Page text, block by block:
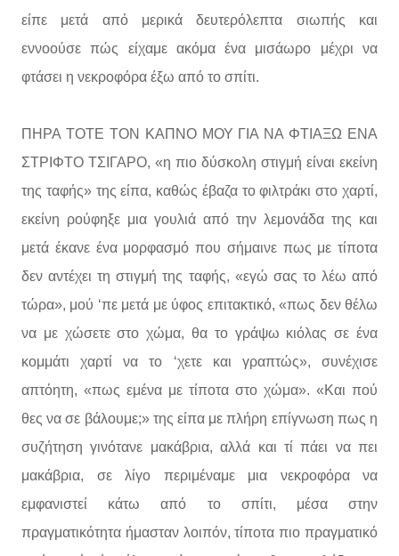
είπε μετά από μερικά δευτερόλεπτα σιωπής και
εννοούσε πώς είχαμε ακόμα ένα μισάωρο μέχρι να
φτάσει η νεκροφόρα έξω από το σπίτι.
ΠΗΡΑ ΤΟΤΕ ΤΟΝ ΚΑΠΝΟ ΜΟΥ ΓΙΑ ΝΑ ΦΤΙΑΞΩ ΕΝΑ
ΣΤΡΙΦΤΟ ΤΣΙΓΑΡΟ, «η πιο δύσκολη στιγμή είναι εκείνη
της ταφής» της είπα, καθώς έβαζα το φιλτράκι στο χαρτί,
εκείνη ρούφηξε μια γουλιά από την λεμονάδα της και
μετά έκανε ένα μορφασμό που σήμαινε πως με τίποτα
δεν αντέχει τη στιγμή της ταφής, «εγώ σας το λέω από
τώρα», μού ‘πε μετά με ύφος επιτακτικό, «πως δεν θέλω
να με χώσετε στο χώμα, θα το γράψω κιόλας σε ένα
κομμάτι χαρτί να το ‘χετε και γραπτώς», συνέχισε
απτόητη, «πως εμένα με τίποτα στο χώμα». «Και πού
θες να σε βάλουμε;» της είπα με πλήρη επίγνωση πως η
συζήτηση γινότανε μακάβρια, αλλά και τί πάει να πει
μακάβρια, σε λίγο περιμέναμε μια νεκροφόρα να
εμφανιστεί κάτω από το σπίτι, μέσα στην
πραγματικότητα ήμασταν λοιπόν, τίποτα πιο πραγματικό